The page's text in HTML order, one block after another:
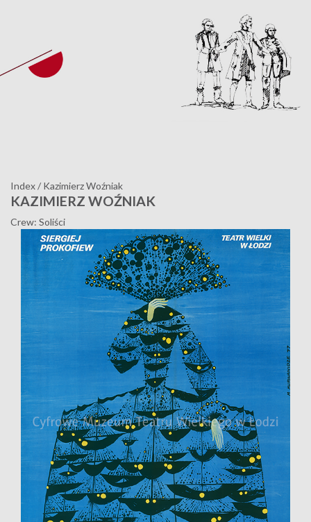
Index/ Kazimierz Woźniak
KAZIMIERZ WOŹNIAK
Crew: Soliści